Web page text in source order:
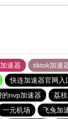
速器 tiktok加速
快连加速器官网入
的nvp加速器 荔
一元机场 飞兔加